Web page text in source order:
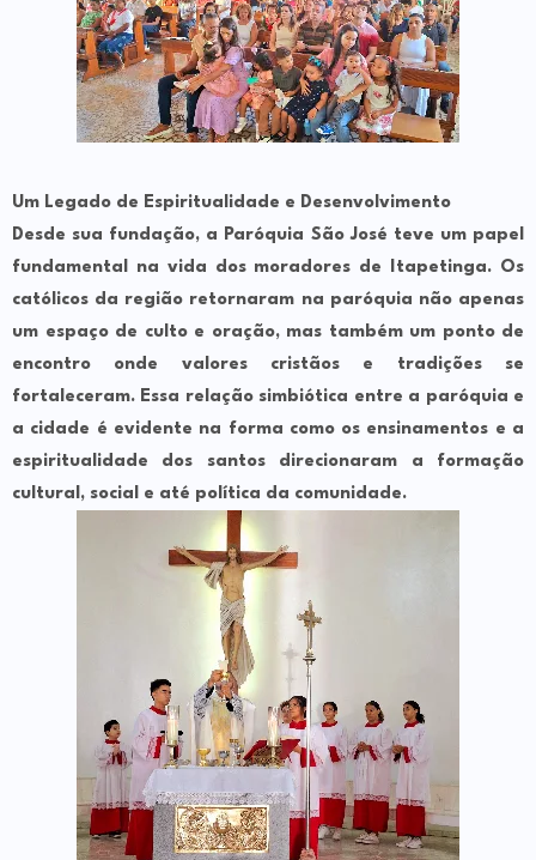
Um Legado de Espiritualidade e Desenvolvimento
Desde sua fundação, a Paróquia São José teve um papel
fundamental na vida dos moradores de Itapetinga. Os
católicos da região retornaram na paróquia não apenas
um espaço de culto e oração, mas também um ponto de
encontro onde valores cristãos e tradições se
fortaleceram. Essa relação simbiótica entre a paróquia e
a cidade é evidente na forma como os ensinamentos e a
espiritualidade dos santos direcionaram a formação
cultural, social e até política da comunidade.